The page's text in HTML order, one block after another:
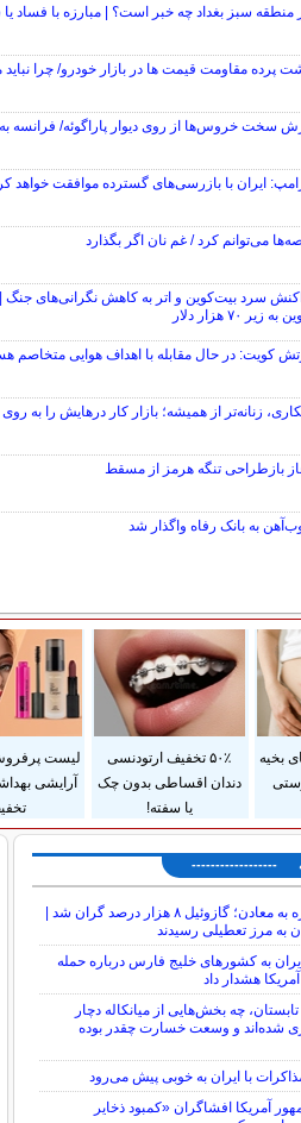
منطقه سبز بغداد چه خبر است؟ | مبارزه با فساد یا
پرده مقاومت قیمت‌ ها در بازار خودرو/ چرا نباید
سخت خروس‌ها از روی دیوار پاراگوئه/ فرانسه به جمع ۸ تیم
ایران با بازرسی‌های گسترده موافقت خواهد
می‌توانم کرد / غم نان اگر بگذارد
سرد بیت‌کوین و اتر به کاهش نگرانی‌های
به زیر ۷۰ هزار دلار
کویت: در حال مقابله با اهداف هوایی متخاصم
زنانه‌تر از همیشه؛ بازار کار درهایش را به
بازطراحی تنگه هرمز از مسقط
به بانک رفاه واگذار شد
بخیه
۵۰٪ تخفیف ارتودنسی
دندان اقساطی بدون چک
یا سفته!
لیست
------------------
شوک تازه به معادن؛ گازوئیل ۸ هزار درصد گران شد |
به مرز تعطیلی رسیدند
به کشورهای خلیج فارس درباره حمله
هشدار داد
تابستان، چه بخش‌هایی از میانکاله دچار
شده‌اند و وسعت خسارت چقدر بوده
با ایران به خوبی پیش می‌رود
آمریکا افشاگران «کمبود ذخایر